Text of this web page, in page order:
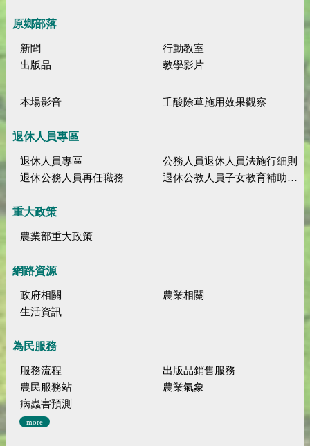
原鄉部落
新聞
行動教室
出版品
教學影片
本場影音 壬酸除草施用效果觀察
退休人員專區
退休人員專區
公務人員退休人員法施行細則
退休公務人員再任職務
退休公教人員子女教育補助規定
重大政策
農業部重大政策
網路資源
政府相關
農業相關
生活資訊
為民服務
服務流程
出版品銷售服務
農民服務站
農業氣象
病蟲害預測
more